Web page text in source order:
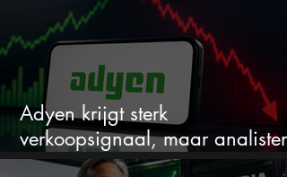
Adyen krijgt sterk
verkoopsignaal, maar analisten
zien juist een koopkans